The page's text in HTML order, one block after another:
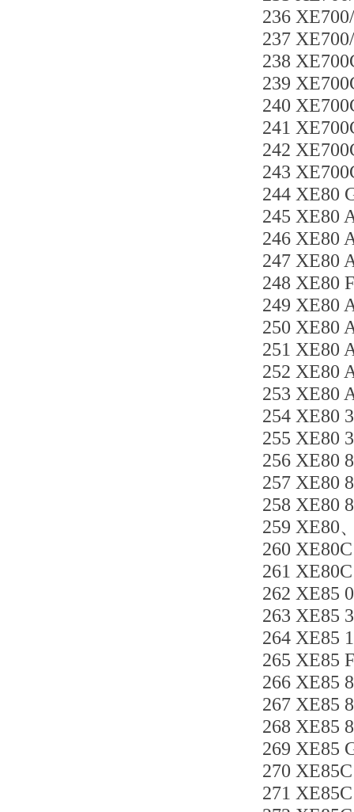
236
237
238
239
240
241
242
243
244 XE80
245 XE80
246 XE80
247 XE80
248 XE80
249 XE80
250 XE80
251 XE80
252 XE80
253 XE80
254 XE80
255 XE80
256 XE80
257 XE80
258 XE80
259 XE80
260
261
262 XE85
263 XE85
264 XE85
265 XE85
266 XE85
267 XE85
268 XE85
269 XE85
270
271